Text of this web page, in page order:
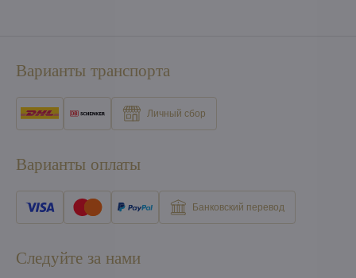
Варианты транспорта
Личный сбор
Варианты оплаты
Банковский перевод
Следуйте за нами